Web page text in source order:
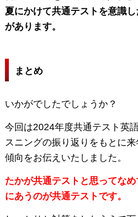
夏にかけて共通テストを意識
があります。
まとめ
いかがでしたでしょうか？
今回は2024年度共通テスト英
スニングの振り返りをもとに
傾向をお伝えいたしました。
たかが共通テストと思ってな
にあうのが共通テストです。